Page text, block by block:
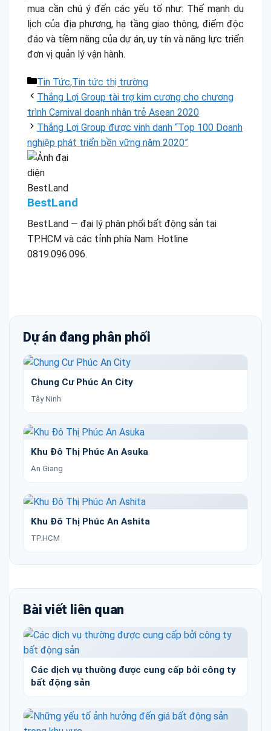
mua cần chú ý đến các yếu tố như: Thế mạnh du
lịch của địa phương, hạ tầng giao thông, điểm độc
đáo và tiềm năng của dự án, uy tín và năng lực triển
đơn vị quản lý vận hành.
Danh
mục
Tin Tức,Tin tức thị trường
Thắng Lợi Group tài trợ kim cương cho chương
trình Carnival doanh nhân trẻ Asean 2020
Thắng Lợi Group được vinh danh “Top 100 Doanh
nghiệp phát triển bền vững năm 2020”
BestLand
BestLand — đại lý phân phối bất động sản tại
TP.HCM và các tỉnh phía Nam. Hotline
0819.096.096.
Dự án đang phân phối
Chung Cư Phúc An City
Tây Ninh
Khu Đô Thị Phúc An Asuka
An Giang
Khu Đô Thị Phúc An Ashita
TP.HCM
Bài viết liên quan
Các dịch vụ thường được cung cấp bởi công ty
bất động sản